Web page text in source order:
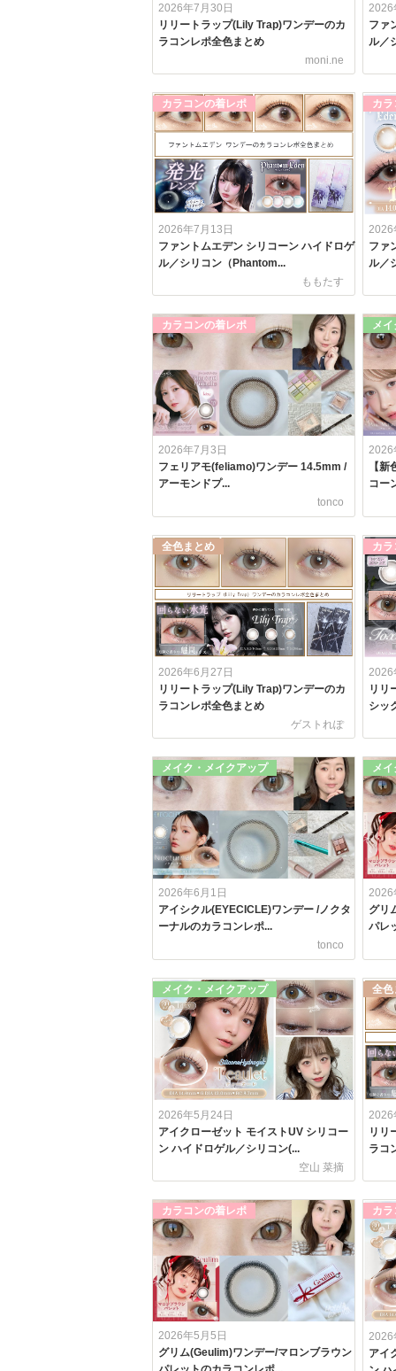
2026年7月30日
リリートラップ(Lily Trap)ワンデーのカ
ラコンレポ全色まとめ
moni.ne
2026
ファ
ル／
カラコンの着レポ
2026年7月13日
ファントムエデン シリコーン ハイドロゲ
ル／シリコン（Phantom...
ももたす
カ
2026
ファ
ル／
カラコンの着レポ
2026年7月3日
フェリアモ(feliamo)ワンデー 14.5mm /
アーモンドプ...
tonco
メ
2026
【
コー
全色まとめ
2026年6月27日
リリートラップ(Lily Trap)ワンデーのカ
ラコンレポ全色まとめ
ゲストれぽ
カ
2026
リリ
シッ
メイク・メイクアップ
2026年6月1日
アイシクル(EYECICLE)ワンデー /ノクタ
ーナルのカラコンレポ...
tonco
メ
2026
グリ
パレ
メイク・メイクアップ
2026年5月24日
アイクローゼット モイストUV シリコー
ン ハイドロゲル／シリコン(...
空山 菜摘
全色
2026
リリ
ラコ
カラコンの着レポ
2026年5月5日
グリム(Geulim)ワンデー/マロンブラウン
カ
2026
アイ